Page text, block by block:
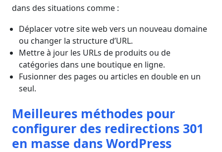
dans des situations comme :
Déplacer votre site web vers un nouveau domaine
ou changer la structure d’URL.
Mettre à jour les URLs de produits ou de
catégories dans une boutique en ligne.
Fusionner des pages ou articles en double en un
seul.
Meilleures méthodes pour
configurer des redirections 301
en masse dans WordPress